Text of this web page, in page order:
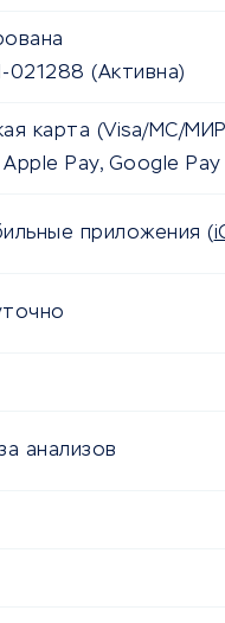
021288 (Активна)
карта (Visa/MC/
Pay, Google Pay
приложения (
анализов